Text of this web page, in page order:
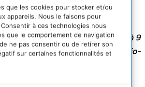
que les cookies pour stocker et/ou
appareils. Nous le faisons pour
à ces technologies nous
que le comportement de navigation
ne pas consentir ou de retirer son
sur certaines fonctionnalités et
nour­rir toute la semaine. »
de personnes ont une
des sacs baisse au bout de 6 à 9
personnes de Solidarités Internatio­
Nous allons développer le